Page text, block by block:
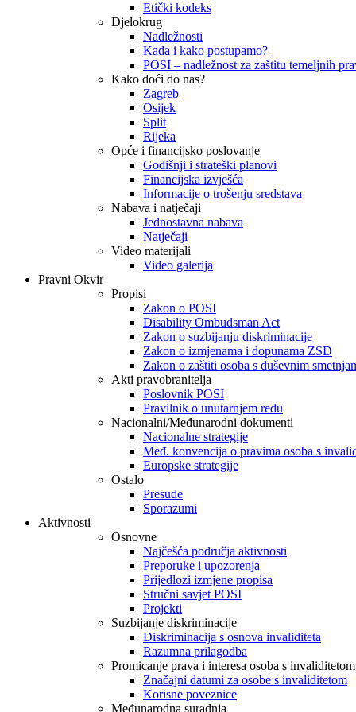
Etički kodeks
Djelokrug
Nadležnosti
Kada i kako postupamo?
POSI – nadležnost za zaštitu temeljnih
Kako doći do nas?
Zagreb
Osijek
Split
Rijeka
Opće i financijsko poslovanje
Godišnji i strateški planovi
Financijska izvješća
Informacije o trošenju sredstava
Nabava i natječaji
Jednostavna nabava
Natječaji
Video materijali
Video galerija
Pravni Okvir
Propisi
Zakon o POSI
Disability Ombudsman Act
Zakon o suzbijanju diskriminacije
Zakon o izmjenama i dopunama ZSD
Zakon o zaštiti osoba s duševnim
Akti pravobranitelja
Poslovnik POSI
Pravilnik o unutarnjem redu
Nacionalni/Međunarodni dokumenti
Nacionalne strategije
Međ. konvencija o pravima osoba s
Europske strategije
Ostalo
Presude
Sporazumi
Aktivnosti
Osnovne
Najčešća područja aktivnosti
Preporuke i upozorenja
Prijedlozi izmjene propisa
Stručni savjet POSI
Projekti
Suzbijanje diskriminacije
Diskriminacija s osnova invaliditeta
Razumna prilagodba
Promicanje prava i interesa osoba s invaliditetom
Značajni datumi za osobe s invaliditetom
Korisne poveznice
Međunarodna suradnja